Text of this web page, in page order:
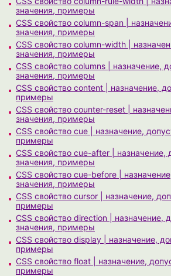
значения, примеры
CSS свойство column-span |
значения, примеры
CSS свойство column-width |
значения, примеры
CSS свойство columns | назначение,
значения, примеры
CSS свойство content | назначение,
примеры
CSS свойство counter-reset |
значения, примеры
CSS свойство cue | назначение,
примеры
CSS свойство cue-after | назначение,
значения, примеры
CSS свойство cue-before |
значения, примеры
CSS свойство cursor | назначение,
примеры
CSS свойство direction | назначение,
значения, примеры
CSS свойство display | назначение,
примеры
CSS свойство float | назначение,
примеры